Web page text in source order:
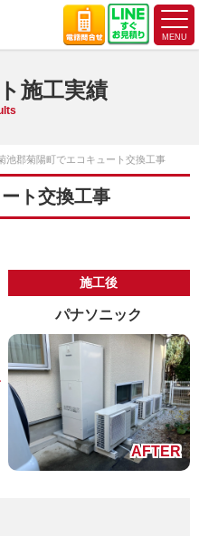
施工実績
池郡菊陽町でエコキュート交換工事
ト交換工事
施工後
パナソニック